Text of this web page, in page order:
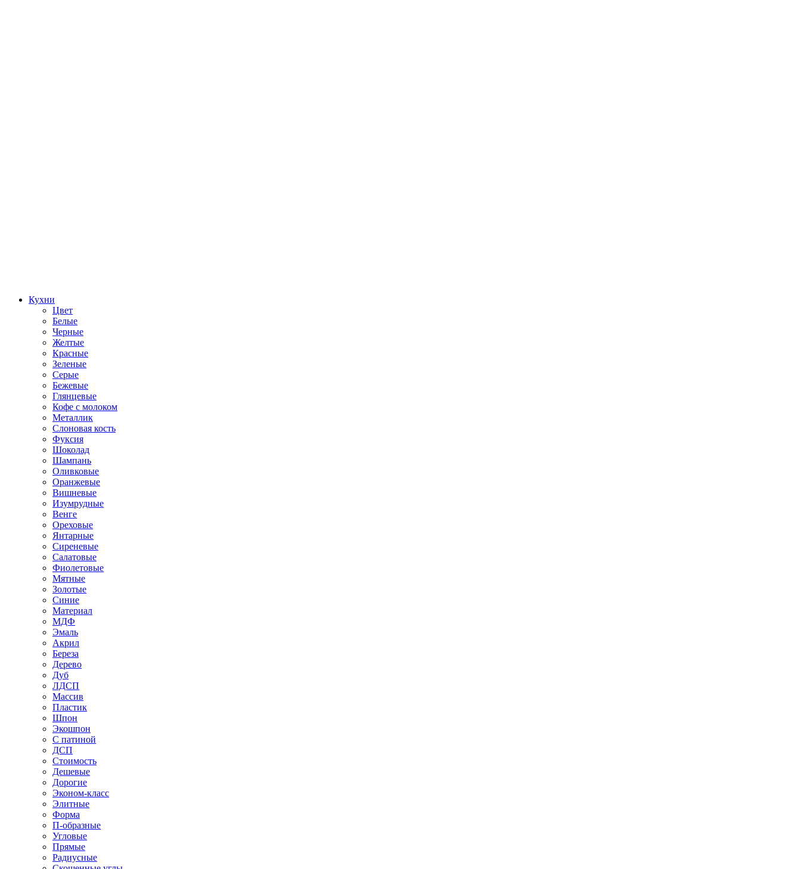
Кухни
Цвет
Белые
Черные
Желтые
Красные
Зеленые
Серые
Бежевые
Глянцевые
Кофе с молоком
Металлик
Слоновая кость
Фуксия
Шоколад
Шампань
Оливковые
Оранжевые
Вишневые
Изумрудные
Венге
Ореховые
Янтарные
Сиреневые
Салатовые
Фиолетовые
Мятные
Золотые
Синие
Материал
МДФ
Эмаль
Акрил
Береза
Дерево
Дуб
ЛДСП
Массив
Пластик
Шпон
Экошпон
С патиной
ДСП
Стоимость
Дешевые
Дорогие
Эконом-класс
Элитные
Форма
П-образные
Угловые
Прямые
Радиусные